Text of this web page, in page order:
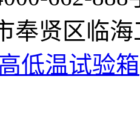
奉贤区临
低温试验箱